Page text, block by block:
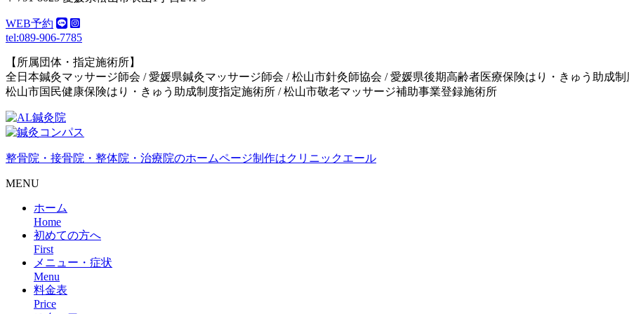
WEB予約
tel:089-906-7785
【所属団体・指定施術所】
全日本鍼灸マッサージ師会 / 愛媛県鍼灸マッサージ師会 / 松山市針灸師協会 / 愛媛県後期高齢者医療保険はり・きゅう助成
松山市国民健康保険はり・きゅう助成制度指定施術所 / 松山市敬老マッサージ補助事業登録施術所
整骨院・接骨院・整体院・治療院のホームページ制作はクリニックエール
MENU
ホーム
Home
初めての方へ
First
メニュー・症状
Menu
料金表
Price